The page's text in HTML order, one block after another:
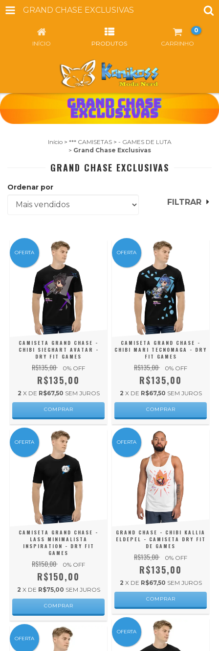
GRAND CHASE EXCLUSIVAS
INÍCIO PRODUTOS CARRINHO
0
Início > *** CAMISETAS > - GAMES DE LUTA
> Grand Chase Exclusivas
GRAND CHASE EXCLUSIVAS
Ordenar por
FILTRAR
OFERTA
CAMISETA GRAND CHASE -
CHIBI SIEGHART AVATAR -
DRY FIT GAMES
R$135,00 0% OFF
R$135,00
2 X DE R$67,50 SEM JUROS
COMPRAR
OFERTA
CAMISETA GRAND CHASE -
CHIBI MARI TECNOMAGA - DRY
FIT GAMES
R$135,00 0% OFF
R$135,00
2 X DE R$67,50 SEM JUROS
COMPRAR
OFERTA
CAMISETA GRAND CHASE -
LASS MINIMALISTA
INSPIRATION - DRY FIT
GAMES
R$150,00 0% OFF
R$150,00
2 X DE R$75,00 SEM JUROS
COMPRAR
OFERTA
GRAND CHASE - CHIBI KALLIA
ELDEPEL - CAMISETA DRY FIT
DE GAMES
R$135,00 0% OFF
R$135,00
2 X DE R$67,50 SEM JUROS
COMPRAR
OFERTA
OFERTA